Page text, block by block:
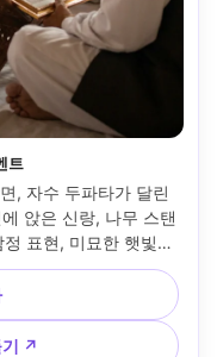
트
, 자수 두파타가 달린
앉은 신랑, 나무 스탠
표현, 미묘한 햇빛이
50mm 렌즈 룩, 존중
즘 --ar 4:5
기 ↗